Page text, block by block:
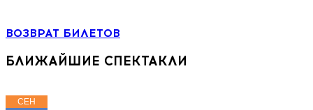
ВОЗВРАТ БИЛЕТОВ
БЛИЖАЙШИЕ СПЕКТАКЛИ
СЕН